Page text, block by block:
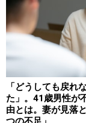
会話レスを
う決定的な
会話レスを防ぐ
とめどない妻の
「どうしても戻れ
た」。41歳男性が
由とは。妻が見落